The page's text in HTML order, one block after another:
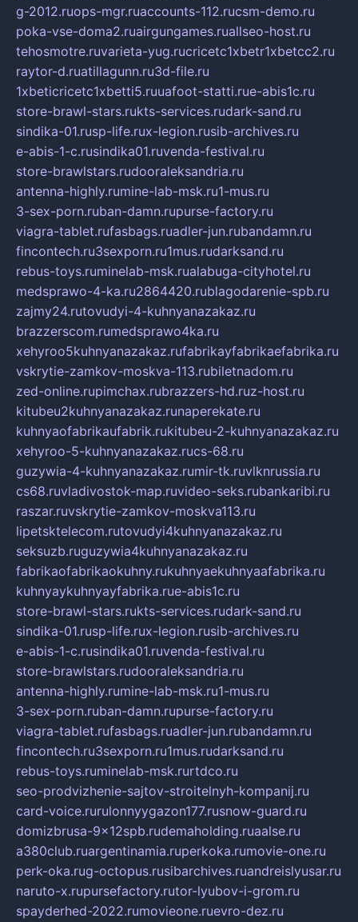
g-2012.ruops-mgr.ruaccounts-112.rucsm-demo.ru
poka-vse-doma2.ruairgungames.ruallseo-host.ru
tehosmotre.ruvarieta-yug.rucricetc1xbetr1xbetcc2.ru
raytor-d.ruatillagunn.ru3d-file.ru
1xbeticricetc1xbetti5.ruuafoot-statti.rue-abis1c.ru
store-brawl-stars.rukts-services.rudark-sand.ru
sindika-01.rusp-life.rux-legion.rusib-archives.ru
e-abis-1-c.rusindika01.ruvenda-festival.ru
store-brawlstars.rudooraleksandria.ru
antenna-highly.rumine-lab-msk.ru1-mus.ru
3-sex-porn.ruban-damn.rupurse-factory.ru
viagra-tablet.rufasbags.ruadler-jun.rubandamn.ru
fincontech.ru3sexporn.ru1mus.rudarksand.ru
rebus-toys.ruminelab-msk.rualabuga-cityhotel.ru
medsprawo-4-ka.ru2864420.rublagodarenie-spb.ru
zajmy24.rutovudyi-4-kuhnyanazakaz.ru
brazzerscom.rumedsprawo4ka.ru
xehyroo5kuhnyanazakaz.rufabrikayfabrikaefabrika.ru
vskrytie-zamkov-moskva-113.rubiletnadom.ru
zed-online.rupimchax.rubrazzers-hd.ruz-host.ru
kitubeu2kuhnyanazakaz.runaperekate.ru
kuhnyaofabrikaufabrik.rukitubeu-2-kuhnyanazakaz.ru
xehyroo-5-kuhnyanazakaz.rucs-68.ru
guzywia-4-kuhnyanazakaz.rumir-tk.ruvlknrussia.ru
cs68.ruvladivostok-map.ruvideo-seks.rubankaribi.ru
raszar.ruvskrytie-zamkov-moskva113.ru
lipetsktelecom.rutovudyi4kuhnyanazakaz.ru
seksuzb.ruguzywia4kuhnyanazakaz.ru
fabrikaofabrikaokuhny.rukuhnyaekuhnyaafabrika.ru
kuhnyaykuhnyayfabrika.rue-abis1c.ru
store-brawl-stars.rukts-services.rudark-sand.ru
sindika-01.rusp-life.rux-legion.rusib-archives.ru
e-abis-1-c.rusindika01.ruvenda-festival.ru
store-brawlstars.rudooraleksandria.ru
antenna-highly.rumine-lab-msk.ru1-mus.ru
3-sex-porn.ruban-damn.rupurse-factory.ru
viagra-tablet.rufasbags.ruadler-jun.rubandamn.ru
fincontech.ru3sexporn.ru1mus.rudarksand.ru
rebus-toys.ruminelab-msk.rurtdco.ru
seo-prodvizhenie-sajtov-stroitelnyh-kompanij.ru
card-voice.rurulonnyygazon177.rusnow-guard.ru
domizbrusa-9x12spb.rudemaholding.ruaalse.ru
a380club.ruargentinamia.ruperkoka.rumovie-one.ru
perk-oka.rug-octopus.rusibarchives.ruandreislyusar.ru
naruto-x.rupursefactory.rutor-lyubov-i-grom.ru
spayderhed-2022.rumovieone.ruevro-dez.ru